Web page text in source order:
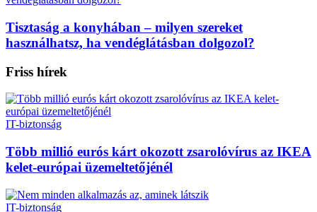
Tisztaság a konyhában – milyen szereket
használhatsz, ha vendéglátásban dolgozol?
Friss hírek
IT-biztonság
Több millió eurós kárt okozott zsarolóvírus az IKEA
kelet-európai üzemeltetőjénél
IT-biztonság